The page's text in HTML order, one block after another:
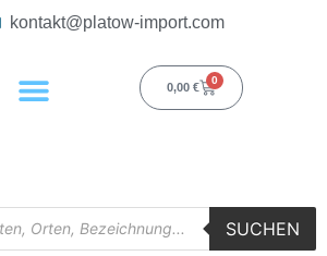
kontakt@platow-import.com
0,00 €
0
SUCHEN